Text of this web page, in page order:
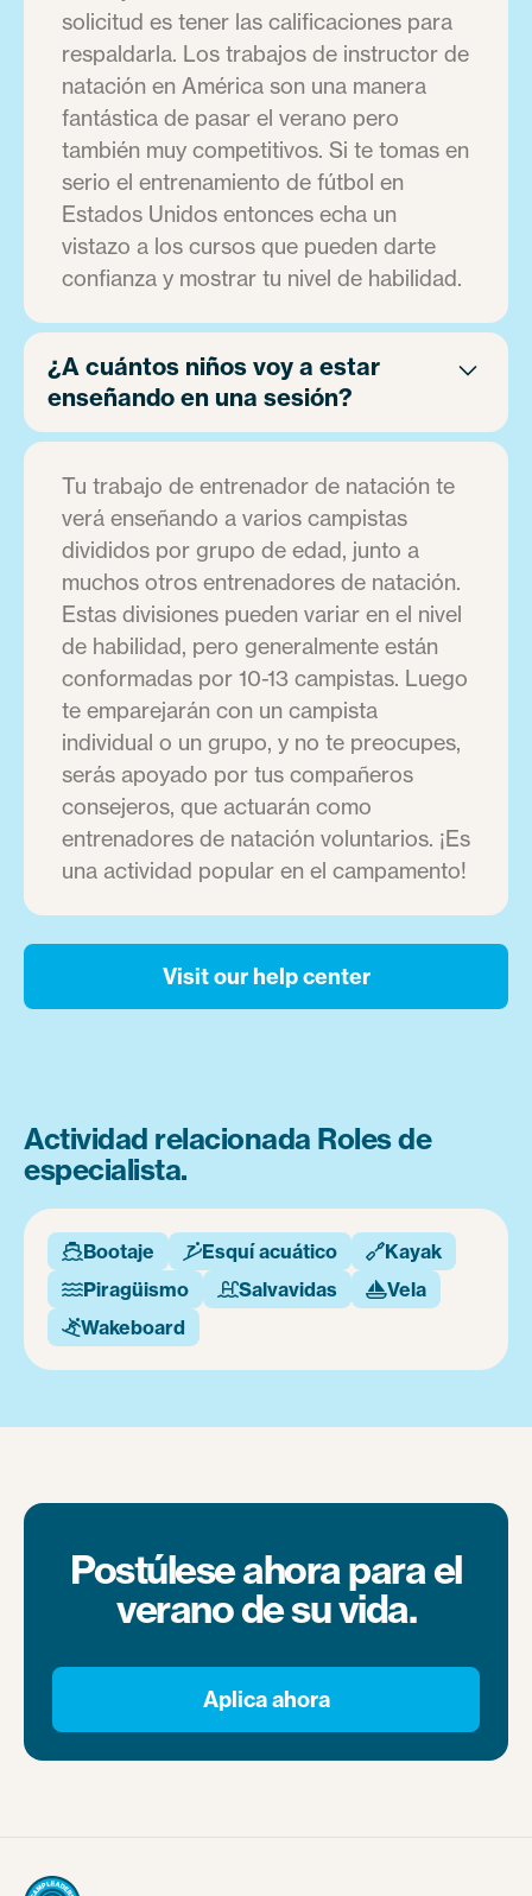
solicitud es tener las calificaciones para
respaldarla. Los trabajos de instructor de
natación en América son una manera
fantástica de pasar el verano pero
también muy competitivos. Si te tomas en
serio el entrenamiento de fútbol en
Estados Unidos entonces echa un
vistazo a los cursos que pueden darte
confianza y mostrar tu nivel de habilidad.
¿A cuántos niños voy a estar
enseñando en una sesión?
Tu trabajo de entrenador de natación te
verá enseñando a varios campistas
divididos por grupo de edad, junto a
muchos otros entrenadores de natación.
Estas divisiones pueden variar en el nivel
de habilidad, pero generalmente están
conformadas por 10-13 campistas. Luego
te emparejarán con un campista
individual o un grupo, y no te preocupes,
serás apoyado por tus compañeros
consejeros, que actuarán como
entrenadores de natación voluntarios. ¡Es
una actividad popular en el campamento!
Visit our help center
Actividad relacionada Roles de
especialista.
Bootaje Esquí acuático Kayak
Piragüismo Salvavidas Vela
Wakeboard
Postúlese ahora para el
verano de su vida.
Aplica ahora